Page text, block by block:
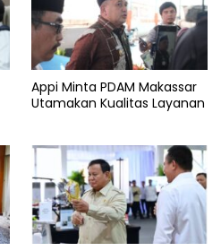
Appi Minta PDAM Makassar
Utamakan Kualitas Layanan